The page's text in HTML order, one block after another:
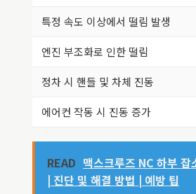
특정 속도 이상에서 떨림 발생
엔진 부조화로 인한 떨림
정차 시 핸들 및 차체 진동
에어컨 작동 시 진동 증가
READ 맥스크루즈 NC 하부 잡
| 진단 및 해결 방법 | 예방 팁